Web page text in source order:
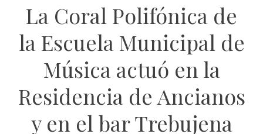
La Coral Polifónica de
la Escuela Municipal de
Música actuó en la
Residencia de Ancianos
y en el bar Trebujena